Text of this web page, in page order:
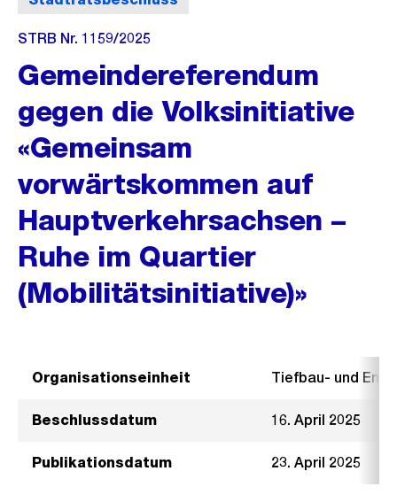
STRB Nr. 1159/2025
Gemeindereferendum
gegen die Volksinitiative
«Gemeinsam
vorwärtskommen auf
Hauptverkehrsachsen –
Ruhe im Quartier
(Mobilitätsinitiative)»
Organisationseinheit Tiefbau- und
Beschlussdatum 16. April 2025
Publikationsdatum 23. April 2025